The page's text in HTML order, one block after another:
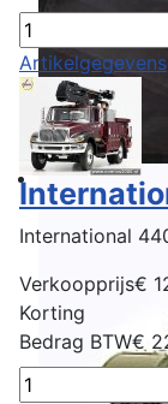
Artikelgegevens
International
Verkoopprijs€
Korting
Bedrag BTW€